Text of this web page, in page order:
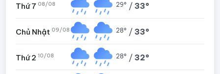
Thứ 7 08/08 29° / 33°
Chủ Nhật 09/08 28° / 33°
Thứ 2 10/08 28° / 32°